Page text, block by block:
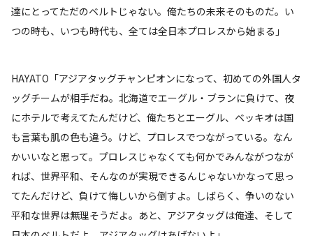
達にとってただのベルトじゃない。俺たちの未来そのものだ。い
つの時も、いつも時代も、全ては全日本プロレスから始まる」
HAYATO「アジアタッグチャンピオンになって、初めての外国人タ
ッグチームが相手だね。北海道でエーグル・ブランに負けて、夜
にホテルで考えてたんだけど、俺たちとエーグル、ベッキオは国
も言葉も肌の色も違う。けど、プロレスでつながっている。なん
かいいなと思って。プロレスじゃなくても何かでみんながつなが
れば、世界平和、そんなのが実現できるんじゃないかなって思っ
てたんだけど、負けて悔しいから倒すよ。しばらく、争いのない
平和な世界は無理そうだよ。あと、アジアタッグは俺達、そして